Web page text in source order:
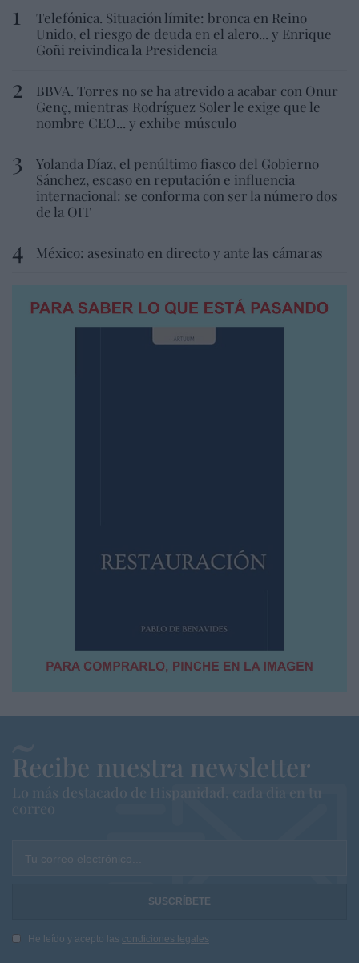
Telefónica. Situación límite: bronca en Reino
Unido, el riesgo de deuda en el alero... y Enrique
Goñi reivindica la Presidencia
BBVA. Torres no se ha atrevido a acabar con Onur
Genç, mientras Rodríguez Soler le exige que le
nombre CEO... y exhibe músculo
Yolanda Díaz, el penúltimo fiasco del Gobierno
Sánchez, escaso en reputación e influencia
internacional: se conforma con ser la número dos
de la OIT
México: asesinato en directo y ante las cámaras
Recibe nuestra newsletter
Lo más destacado de Hispanidad, cada dia en tu
correo
Tu correo electrónico...
He leído y acepto las condiciones legales